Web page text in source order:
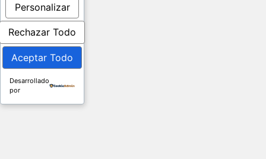
Personalizar
Rechazar Todo
Aceptar Todo
Desarrollado
por